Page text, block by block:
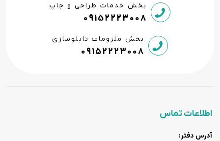
بخش خدمات طراحی و چاپ
09152223008
بخش ملزومات تابلوسازی
09152223008
اطلاعات تماس
آدرس دفتر: